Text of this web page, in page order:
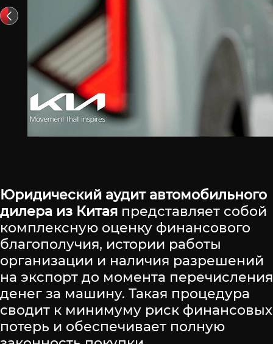
Юридический аудит автомобильного
дилера из Китая представляет собой
комплексную оценку финансового
благополучия, истории работы
организации и наличия разрешений
на экспорт до момента перечисления
денег за машину. Такая процедура
сводит к минимуму риск финансовых
потерь и обеспечивает полную